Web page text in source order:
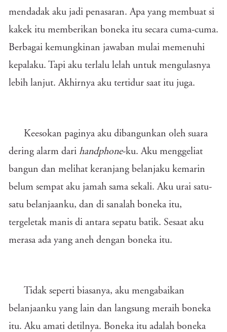
mendadak aku jadi penasaran. Apa yang membuat si
kakek itu memberikan boneka itu secara cuma-cuma.
Berbagai kemungkinan jawaban mulai memenuhi
kepalaku. Tapi aku terlalu lelah untuk mengulasnya
lebih lanjut. Akhirnya aku tertidur saat itu juga.
Keesokan paginya aku dibangunkan oleh suara
dering alarm dari handphone-ku. Aku menggeliat
bangun dan melihat keranjang belanjaku kemarin
belum sempat aku jamah sama sekali. Aku urai satu-
satu belanjaanku, dan di sanalah boneka itu,
tergeletak manis di antara sepatu batik. Sesaat aku
merasa ada yang aneh dengan boneka itu.
Tidak seperti biasanya, aku mengabaikan
belanjaanku yang lain dan langsung meraih boneka
itu. Aku amati detilnya. Boneka itu adalah boneka